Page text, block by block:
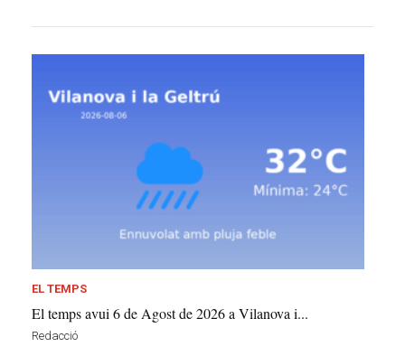
EL TEMPS
El temps avui 6 de Agost de 2026 a Vilanova i...
Redacció